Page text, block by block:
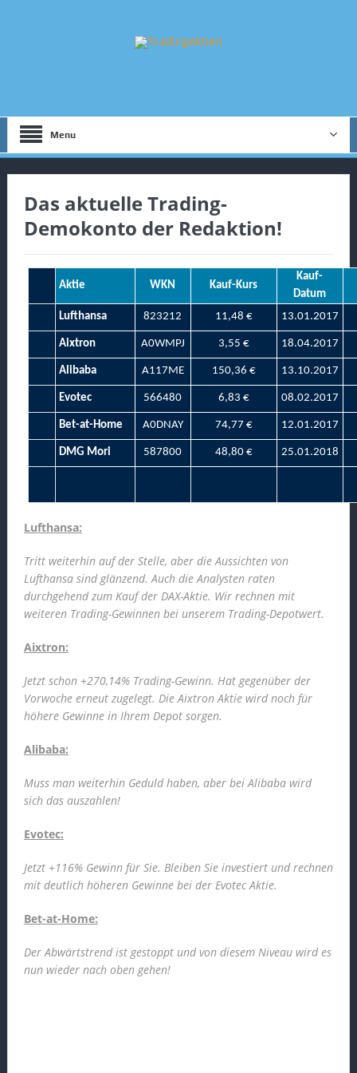
Menu
Das aktuelle Trading-
Demokonto der Redaktion!
Aktie WKN Kauf-Kurs
Kauf-
Datum
Lufthansa
823212 11,48 € 13.01.2017
Aixtron A0WMPJ 3,55 € 18.04.2017
Alibaba A117ME 150,36 € 13.10.2017
Evotec 566480 6,83 € 08.02.2017
Bet-at-Home A0DNAY 74,77 € 12.01.2017
DMG Mori 587800 48,80 € 25.01.2018
Lufthansa:
Tritt weiterhin auf der Stelle, aber die Aussichten von
Lufthansa sind glänzend. Auch die Analysten raten
durchgehend zum Kauf der DAX-Aktie. Wir rechnen mit
weiteren Trading-Gewinnen bei unserem Trading-Depotwert.
Aixtron:
Jetzt schon +270,14% Trading-Gewinn. Hat gegenüber der
Vorwoche erneut zugelegt. Die Aixtron Aktie wird noch für
höhere Gewinne in Ihrem Depot sorgen.
Alibaba:
Muss man weiterhin Geduld haben, aber bei Alibaba wird
sich das auszahlen!
Evotec:
Jetzt +116% Gewinn für Sie. Bleiben Sie investiert und rechnen
mit deutlich höheren Gewinne bei der Evotec Aktie.
Bet-at-Home:
Der Abwärtstrend ist gestoppt und von diesem Niveau wird es
nun wieder nach oben gehen!